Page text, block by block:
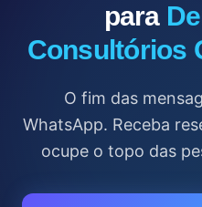
para
Consultórios
O fim das
WhatsApp. Receba
ocupe o topo das